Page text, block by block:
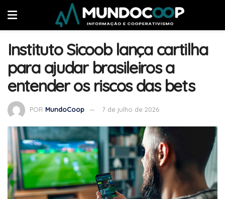
Instituto Sicoob lança cartilha
para ajudar brasileiros a
entender os riscos das bets
POR MundoCoop 7 de julho de 2026